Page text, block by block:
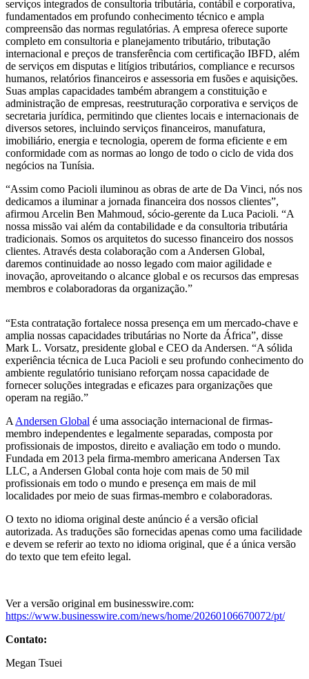
serviços integrados de consultoria tributária, contábil e corporativa,
fundamentados em profundo conhecimento técnico e ampla
compreensão das normas regulatórias. A empresa oferece suporte
completo em consultoria e planejamento tributário, tributação
internacional e preços de transferência com certificação IBFD, além
de serviços em disputas e litígios tributários, compliance e recursos
humanos, relatórios financeiros e assessoria em fusões e aquisições.
Suas amplas capacidades também abrangem a constituição e
administração de empresas, reestruturação corporativa e serviços de
secretaria jurídica, permitindo que clientes locais e internacionais de
diversos setores, incluindo serviços financeiros, manufatura,
imobiliário, energia e tecnologia, operem de forma eficiente e em
conformidade com as normas ao longo de todo o ciclo de vida dos
negócios na Tunísia.
“Assim como Pacioli iluminou as obras de arte de Da Vinci, nós nos
dedicamos a iluminar a jornada financeira dos nossos clientes”,
afirmou Arcelin Ben Mahmoud, sócio-gerente da Luca Pacioli. “A
nossa missão vai além da contabilidade e da consultoria tributária
tradicionais. Somos os arquitetos do sucesso financeiro dos nossos
clientes. Através desta colaboração com a Andersen Global,
daremos continuidade ao nosso legado com maior agilidade e
inovação, aproveitando o alcance global e os recursos das empresas
membros e colaboradoras da organização.”
“Esta contratação fortalece nossa presença em um mercado-chave e
amplia nossas capacidades tributárias no Norte da África”, disse
Mark L. Vorsatz, presidente global e CEO da Andersen. “A sólida
experiência técnica de Luca Pacioli e seu profundo conhecimento do
ambiente regulatório tunisiano reforçam nossa capacidade de
fornecer soluções integradas e eficazes para organizações que
operam na região.”
A Andersen Global é uma associação internacional de firmas-
membro independentes e legalmente separadas, composta por
profissionais de impostos, direito e avaliação em todo o mundo.
Fundada em 2013 pela firma-membro americana Andersen Tax
LLC, a Andersen Global conta hoje com mais de 50 mil
profissionais em todo o mundo e presença em mais de mil
localidades por meio de suas firmas-membro e colaboradoras.
O texto no idioma original deste anúncio é a versão oficial
autorizada. As traduções são fornecidas apenas como uma facilidade
e devem se referir ao texto no idioma original, que é a única versão
do texto que tem efeito legal.
Ver a versão original em businesswire.com:
https://www.businesswire.com/news/home/20260106670072/pt/
Contato:
Megan Tsuei